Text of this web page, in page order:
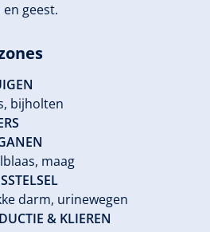
geest.
bijholten
maag
darm, urinewegen
& KLIEREN